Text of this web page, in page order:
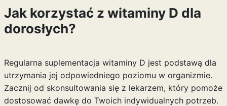
Jak korzystać z witaminy D dla
dorosłych?
Regularna suplementacja witaminy D jest podstawą dla
utrzymania jej odpowiedniego poziomu w organizmie.
Zacznij od skonsultowania się z lekarzem, który pomoże
dostosować dawkę do Twoich indywidualnych potrzeb.